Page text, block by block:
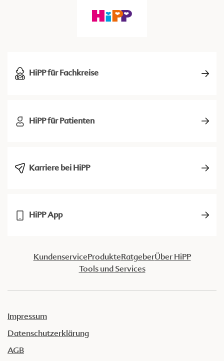
HiPP für Fachkreise
HiPP für Patienten
Karriere bei HiPP
HiPP App
KundenserviceProdukteRatgeberÜber HiPP
Tools und Services
Impressum
Datenschutzerklärung
AGB